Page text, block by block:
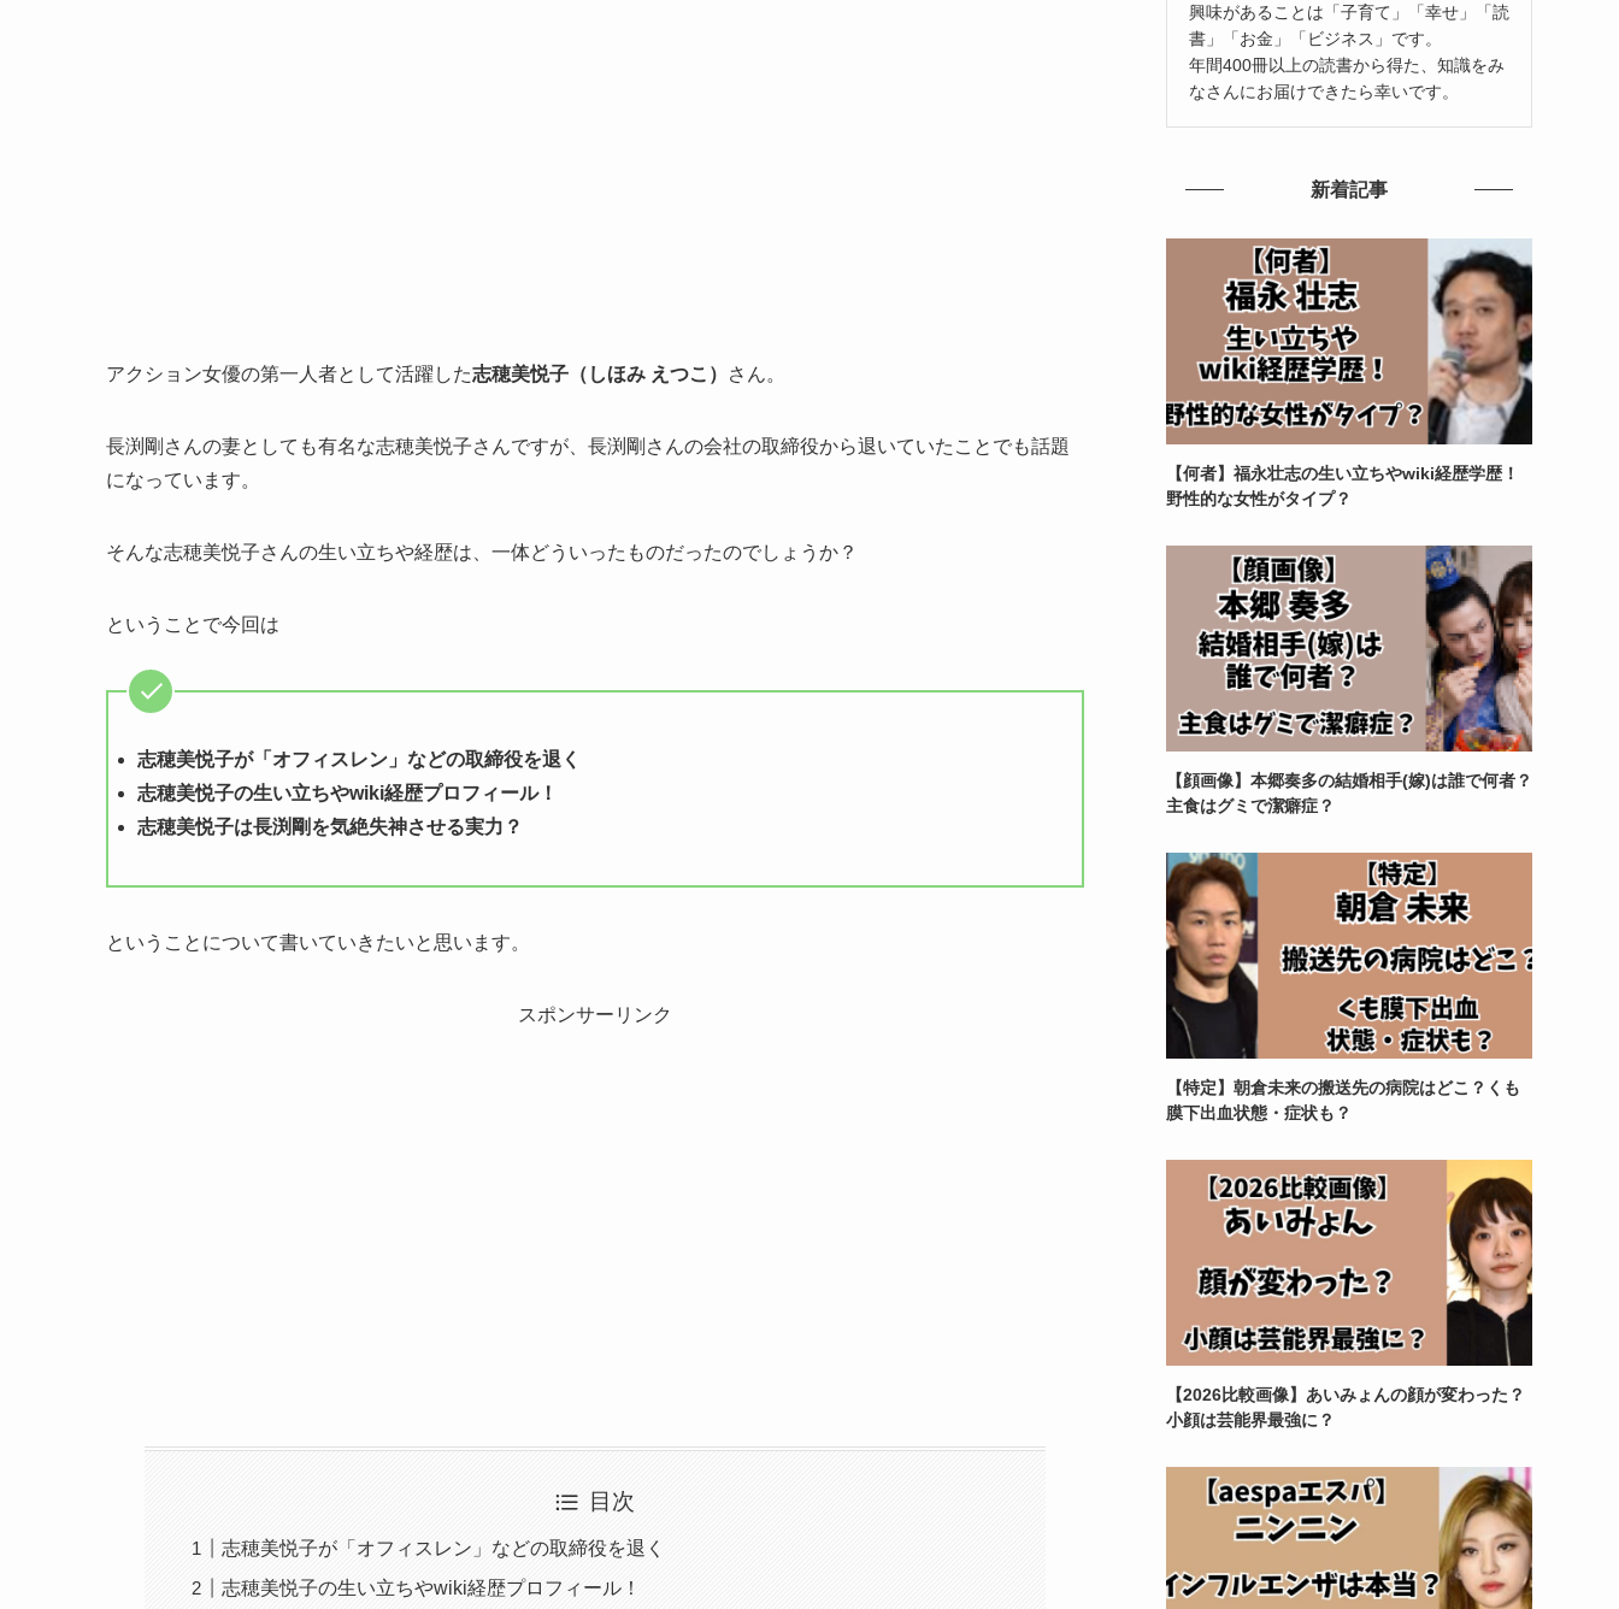
アクション女優の第一人者として活躍した志穂美悦子（しほみ えつこ） さん。
長渕剛さんの妻としても有名な志穂美悦子さんですが、長渕剛さんの会社の取締役から退いていたことでも話題
になっています。
そんな志穂美悦子さんの生い立ちや経歴は、一体どういったものだったのでしょうか？
ということで今回は
志穂美悦子が「オフィスレン」などの取締役を退く
志穂美悦子の生い立ちやwiki経歴プロフィール！
志穂美悦子は長渕剛を気絶失神させる実力？
ということについて書いていきたいと思います。
スポンサーリンク
目次
志穂美悦子が「オフィスレン」などの取締役を退く
志穂美悦子の生い立ちやwiki経歴プロフィール！
興味があることは「子育て」「幸せ」「読
書」「お金」「ビジネス」です。
年間400冊以上の読書から得た、知識をみ
なさんにお届けできたら幸いです。
新着記事
【何者】福永壮志の生い立ちやwiki経歴学歴！
野性的な女性がタイプ？
【顔画像】本郷奏多の結婚相手(嫁)は誰で何者？
主食はグミで潔癖症？
【特定】朝倉未来の搬送先の病院はどこ？くも
膜下出血状態・症状も？
【2026比較画像】あいみょんの顔が変わった？
小顔は芸能界最強に？